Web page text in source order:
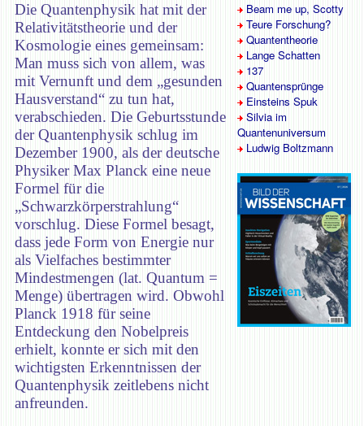
Die Quantenphysik hat mit der
Relativitätstheorie und der
Kosmologie eines gemeinsam:
Man muss sich von allem, was
mit Vernunft und dem „gesunden
Hausverstand“ zu tun hat,
verabschieden. Die Geburtsstunde
der Quantenphysik schlug im
Dezember 1900, als der deutsche
Physiker Max Planck eine neue
Formel für die
„Schwarzkörperstrahlung“
vorschlug. Diese Formel besagt,
dass jede Form von Energie nur
als Vielfaches bestimmter
Mindestmengen (lat. Quantum =
Menge) übertragen wird. Obwohl
Planck 1918 für seine
Entdeckung den Nobelpreis
erhielt, konnte er sich mit den
wichtigsten Erkenntnissen der
Quantenphysik zeitlebens nicht
anfreunden.
Beam me up, Scotty
Teure Forschung?
Quantentheorie
Lange Schatten
137
Quantensprünge
Einsteins Spuk
Silvia im
Quantenuniversum
Ludwig Boltzmann